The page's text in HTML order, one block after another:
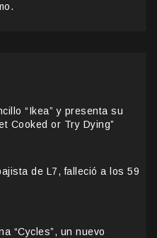
“Ikea” y presenta su
Cooked or Try Dying”
de L7, falleció a los 59
“Cycles”, un nuevo